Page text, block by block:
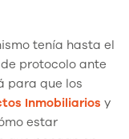
tenía hasta el
protocolo ante
para que los
Inmobiliarios y
estar